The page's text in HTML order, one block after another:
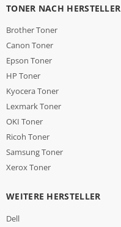
TONER NACH HERSTELLER
Brother Toner
Canon Toner
Epson Toner
HP Toner
Kyocera Toner
Lexmark Toner
OKI Toner
Ricoh Toner
Samsung Toner
Xerox Toner
WEITERE HERSTELLER
Dell